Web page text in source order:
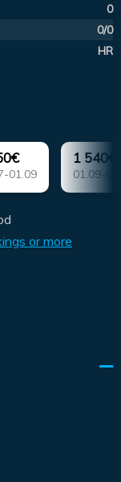
0
0/0
HR
01.09
1 540€
01.09-
or more